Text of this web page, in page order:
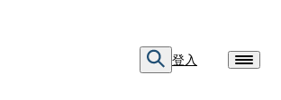
登入